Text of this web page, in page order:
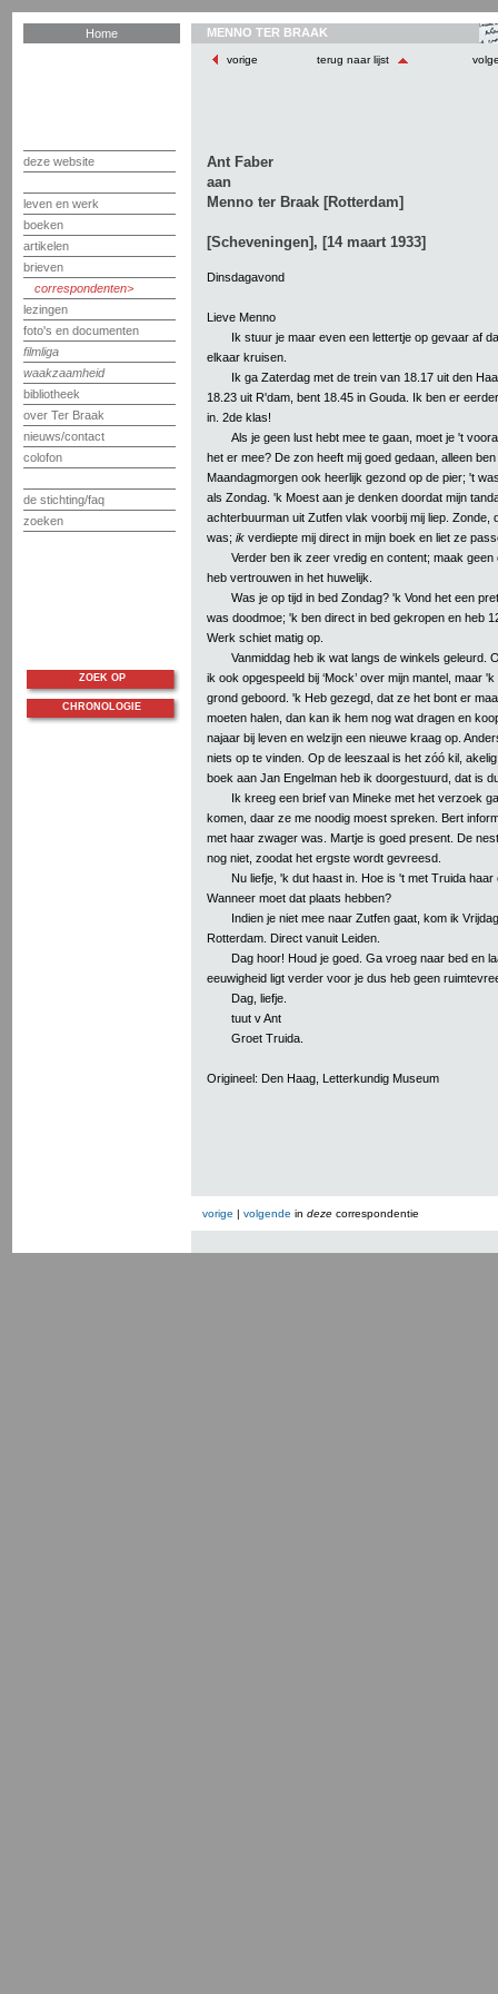
Home
deze website
leven en werk
boeken
artikelen
brieven
correspondenten
lezingen
foto's en documenten
filmliga
waakzaamheid
bibliotheek
over Ter Braak
nieuws/contact
colofon
de stichting/faq
zoeken
MENNO TER BRAAK
vorige terug naar lijst
Ant Faber
aan
Menno ter Braak [Rotterdam]
[Scheveningen], [14 maart 1933]
Dinsdagavond
Lieve Menno
Ik stuur je maar even een lettertje op gevaar af
elkaar kruisen.
Ik ga Zaterdag met de trein van 18.17 uit den
18.23 uit R'dam, bent 18.45 in Gouda. Ik ben er
in. 2de klas!
Als je geen lust hebt mee te gaan, moet je 't
het er mee? De zon heeft mij goed gedaan, alleen
Maandagmorgen ook heerlijk gezond op de pier; 't
als Zondag. 'k Moest aan je denken doordat mijn
achterbuurman uit Zutfen vlak voorbij mij liep. Zonde,
was; ik verdiepte mij direct in mijn boek en liet ze
Verder ben ik zeer vredig en content; maak geen
heb vertrouwen in het huwelijk.
Was je op tijd in bed Zondag? 'k Vond het een
was doodmoe; 'k ben direct in bed gekropen en heb
Werk schiet matig op.
Vanmiddag heb ik wat langs de winkels geleurd.
ik ook opgespeeld bij ‘Mock’ over mijn mantel, maar
grond geboord. 'k Heb gezegd, dat ze het bont er
moeten halen, dan kan ik hem nog wat dragen en
najaar bij leven en welzijn een nieuwe kraag op.
niets op te vinden. Op de leeszaal is het zóó kil,
boek aan Jan Engelman heb ik doorgestuurd, dat is
Ik kreeg een brief van Mineke met het verzoek
komen, daar ze me noodig moest spreken. Bert
met haar zwager was. Martje is goed present. De
nog niet, zoodat het ergste wordt gevreesd.
Nu liefje, 'k dut haast in. Hoe is 't met Truida haar
Wanneer moet dat plaats hebben?
Indien je niet mee naar Zutfen gaat, kom ik
Rotterdam. Direct vanuit Leiden.
Dag hoor! Houd je goed. Ga vroeg naar bed en
eeuwigheid ligt verder voor je dus heb geen
Dag, liefje.
tuut v Ant
Groet Truida.
Origineel: Den Haag, Letterkundig Museum
vorige | volgende in deze correspondentie
ZOEK OP
CHRONOLOGIE